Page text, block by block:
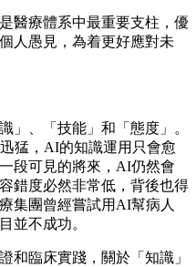
醫療體系中最重要支柱，優
人愚見，為着更好應對未
」、「技能」和「態度」。
猛，AI的知識運用只會愈
段可見的將來，AI仍然會
錯度必然非常低，背後也得
集團曾經嘗試用AI幫病人
並不成功。
和臨床實踐，關於「知識」